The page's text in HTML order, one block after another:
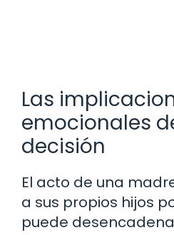
Las
emocionales
decisión
El acto de una
a sus propios hijos
puede